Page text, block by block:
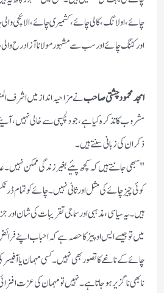
چائے ،اولانگ ، کالی چائے، کشمیری چائے ، الائچی
اور کٹنگ چائے اور سب سے مشہور مولانا آزاد رح
امجد محمود چشتی صاحبنے مزاحیہ انداز میں
مشروب کا تذکرہ کیا ہے، جو دلچسپی سے خالی نہیں
ذکر ان کی زبانی سنتے ہیں ۔
"سبھی جانتے ہیں کہ کچھ پئیے بغیر زندگی ممکن نہیں
کوئی چیز چائے کی مثل اور ثانی نہیں ۔ چائے کو تمام
ہیں ۔ یہ سیاسی،مذہبی اور سماجی تقریبات کی شان
میں تو جیسے ایس او پیز کاحصہ ہے کہ احباب اپنے
چائے کے ناغے کا تصور بھی نہیں ۔ کسی مہمان یا
نابھی ناگزیر ہو جاتا ہے ۔ نہیں تو مہمان کی عزت